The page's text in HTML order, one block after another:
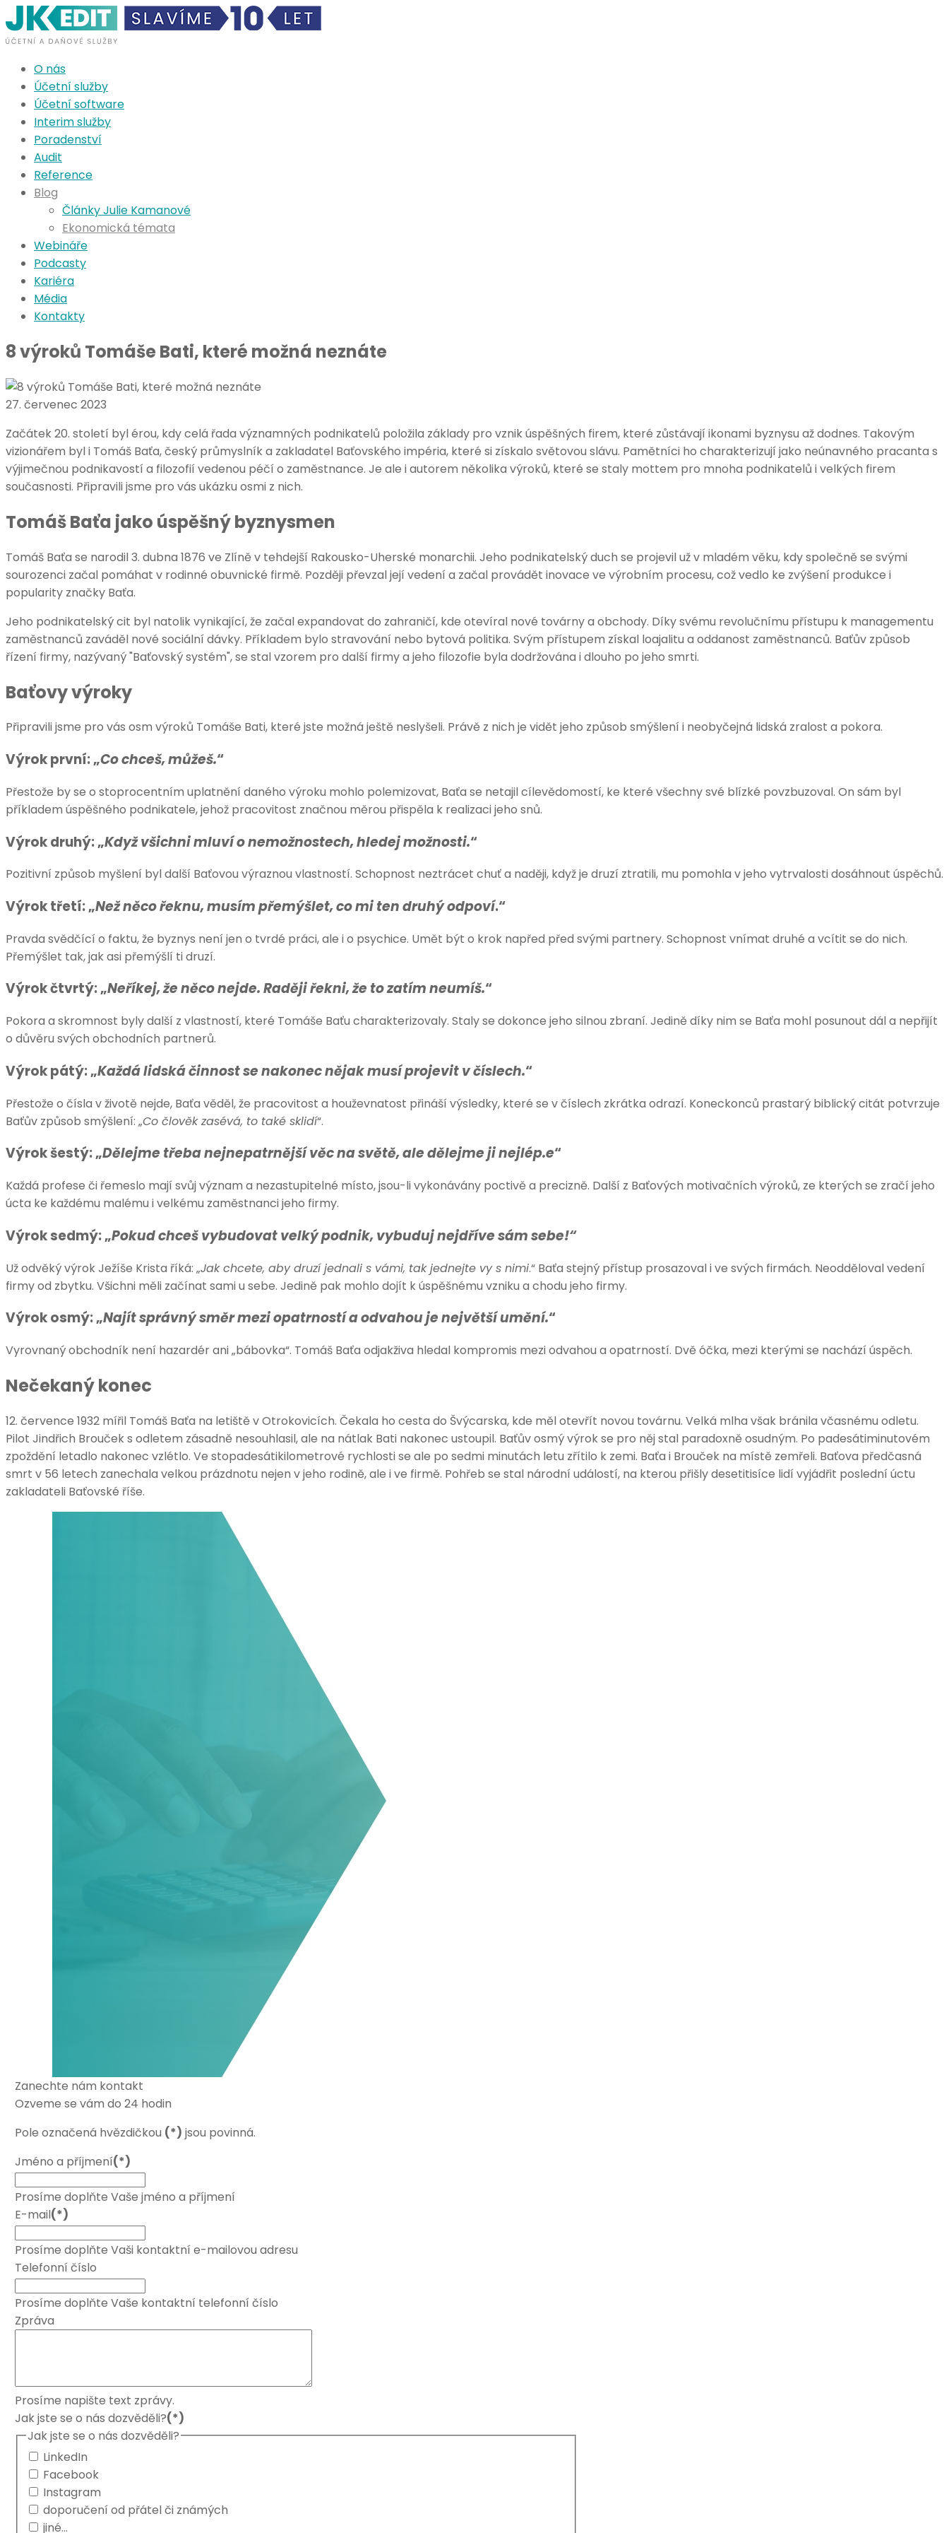
O nás
Účetní služby
Účetní software
Interim služby
Poradenství
Audit
Reference
Blog
Články Julie Kamanové
Ekonomická témata
Webináře
Podcasty
Kariéra
Média
Kontakty
8 výroků Tomáše Bati, které možná neznáte
27. červenec 2023
Začátek 20. století byl érou, kdy celá řada významných podnikatelů položila základy pro vznik úspěšných firem, které zůstávají ikonami byznysu až dodnes. Takovým
vizionářem byl i Tomáš Baťa, český průmyslník a zakladatel Baťovského impéria, které si získalo světovou slávu. Pamětníci ho charakterizují jako neúnavného pracanta s
výjimečnou podnikavostí a filozofií vedenou péčí o zaměstnance. Je ale i autorem několika výroků, které se staly mottem pro mnoha podnikatelů i velkých firem
současnosti. Připravili jsme pro vás ukázku osmi z nich.
Tomáš Baťa jako úspěšný byznysmen
Tomáš Baťa se narodil 3. dubna 1876 ve Zlíně v tehdejší Rakousko-Uherské monarchii. Jeho podnikatelský duch se projevil už v mladém věku, kdy společně se svými
sourozenci začal pomáhat v rodinné obuvnické firmě. Později převzal její vedení a začal provádět inovace ve výrobním procesu, což vedlo ke zvýšení produkce i
popularity značky Baťa.
Jeho podnikatelský cit byl natolik vynikající, že začal expandovat do zahraničí, kde otevíral nové továrny a obchody. Díky svému revolučnímu přístupu k managementu
zaměstnanců zaváděl nové sociální dávky. Příkladem bylo stravování nebo bytová politika. Svým přístupem získal loajalitu a oddanost zaměstnanců. Baťův způsob
řízení firmy, nazývaný "Baťovský systém", se stal vzorem pro další firmy a jeho filozofie byla dodržována i dlouho po jeho smrti.
Baťovy výroky
Připravili jsme pro vás osm výroků Tomáše Bati, které jste možná ještě neslyšeli. Právě z nich je vidět jeho způsob smýšlení i neobyčejná lidská zralost a pokora.
Výrok první: „Co chceš, můžeš.“
Přestože by se o stoprocentním uplatnění daného výroku mohlo polemizovat, Baťa se netajil cílevědomostí, ke které všechny své blízké povzbuzoval. On sám byl
příkladem úspěšného podnikatele, jehož pracovitost značnou měrou přispěla k realizaci jeho snů.
Výrok druhý: „Když všichni mluví o nemožnostech, hledej možnosti.“
Pozitivní způsob myšlení byl další Baťovou výraznou vlastností. Schopnost neztrácet chuť a naději, když je druzí ztratili, mu pomohla v jeho vytrvalosti dosáhnout úspěchů.
Výrok třetí: „Než něco řeknu, musím přemýšlet, co mi ten druhý odpoví.“
Pravda svědčící o faktu, že byznys není jen o tvrdé práci, ale i o psychice. Umět být o krok napřed před svými partnery. Schopnost vnímat druhé a vcítit se do nich.
Přemýšlet tak, jak asi přemýšlí ti druzí.
Výrok čtvrtý: „Neříkej, že něco nejde. Raději řekni, že to zatím neumíš.“
Pokora a skromnost byly další z vlastností, které Tomáše Baťu charakterizovaly. Staly se dokonce jeho silnou zbraní. Jedině díky nim se Baťa mohl posunout dál a nepřijít
o důvěru svých obchodních partnerů.
Výrok pátý: „Každá lidská činnost se nakonec nějak musí projevit v číslech.“
Přestože o čísla v životě nejde, Baťa věděl, že pracovitost a houževnatost přináší výsledky, které se v číslech zkrátka odrazí. Koneckonců prastarý biblický citát potvrzuje
Baťův způsob smýšlení: „Co člověk zasévá, to také sklidí“.
Výrok šestý: „Dělejme třeba nejnepatrnější věc na světě, ale dělejme ji nejlép.e“
Každá profese či řemeslo mají svůj význam a nezastupitelné místo, jsou-li vykonávány poctivě a precizně. Další z Baťových motivačních výroků, ze kterých se zračí jeho
úcta ke každému malému i velkému zaměstnanci jeho firmy.
Výrok sedmý: „Pokud chceš vybudovat velký podnik, vybuduj nejdříve sám sebe!“
Už odvěký výrok Ježíše Krista říká: „Jak chcete, aby druzí jednali s vámi, tak jednejte vy s nimi.“ Baťa stejný přístup prosazoval i ve svých firmách. Neodděloval vedení
firmy od zbytku. Všichni měli začínat sami u sebe. Jedině pak mohlo dojít k úspěšnému vzniku a chodu jeho firmy.
Výrok osmý: „Najít správný směr mezi opatrností a odvahou je největší umění.“
Vyrovnaný obchodník není hazardér ani „bábovka“. Tomáš Baťa odjakživa hledal kompromis mezi odvahou a opatrností. Dvě óčka, mezi kterými se nachází úspěch.
Nečekaný konec
12. července 1932 mířil Tomáš Baťa na letiště v Otrokovicích. Čekala ho cesta do Švýcarska, kde měl otevřít novou továrnu. Velká mlha však bránila včasnému odletu.
Pilot Jindřich Brouček s odletem zásadně nesouhlasil, ale na nátlak Bati nakonec ustoupil. Baťův osmý výrok se pro něj stal paradoxně osudným. Po padesátiminutovém
zpoždění letadlo nakonec vzlétlo. Ve stopadesátikilometrové rychlosti se ale po sedmi minutách letu zřítilo k zemi. Baťa i Brouček na místě zemřeli. Baťova předčasná
smrt v 56 letech zanechala velkou prázdnotu nejen v jeho rodině, ale i ve firmě. Pohřeb se stal národní událostí, na kterou přišly desetitisíce lidí vyjádřit poslední úctu
zakladateli Baťovské říše.
Zanechte nám kontakt
Ozveme se vám do 24 hodin
Pole označená hvězdičkou (*) jsou povinná.
Jméno a příjmení(*)
Prosíme doplňte Vaše jméno a příjmení
E-mail(*)
Prosíme doplňte Vaši kontaktní e-mailovou adresu
Telefonní číslo
Prosíme doplňte Vaše kontaktní telefonní číslo
Zpráva
Prosíme napište text zprávy.
Jak jste se o nás dozvěděli?(*)
Jak jste se o nás dozvěděli?
LinkedIn
Facebook
Instagram
doporučení od přátel či známých
jiné...